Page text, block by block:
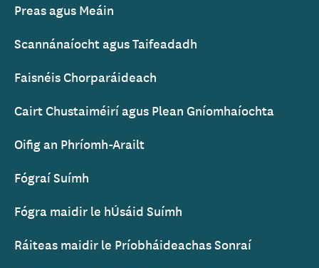
Preas agus Meáin
Scannánaíocht agus Taifeadadh
Faisnéis Chorparáideach
Cairt Chustaiméirí agus Plean Gníomhaíochta
Oifig an Phríomh-Arailt
Fógraí Suímh
Fógra maidir le hÚsáid Suímh
Ráiteas maidir le Príobháideachas Sonraí